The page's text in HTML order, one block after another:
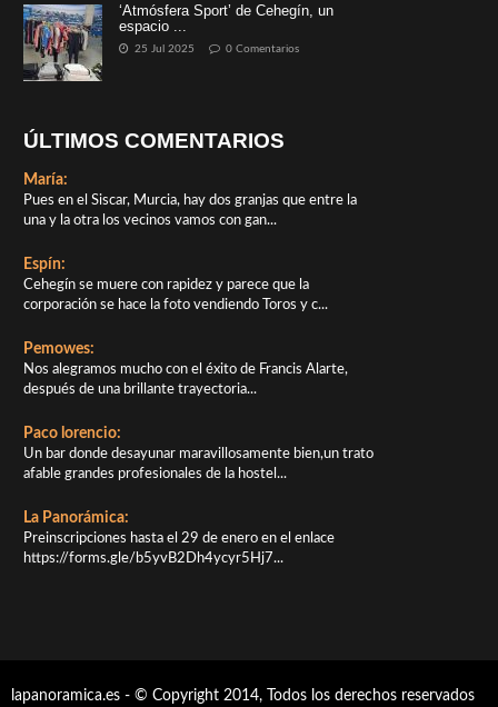
‘Atmósfera Sport’ de Cehegín, un
espacio ...
25 Jul 2025 0 Comentarios
ÚLTIMOS COMENTARIOS
María:
Pues en el Siscar, Murcia, hay dos granjas que entre la
una y la otra los vecinos vamos con gan...
Espín:
Cehegín se muere con rapidez y parece que la
corporación se hace la foto vendiendo Toros y c...
Pemowes:
Nos alegramos mucho con el éxito de Francis Alarte,
después de una brillante trayectoria...
Paco lorencio:
Un bar donde desayunar maravillosamente bien,un trato
afable grandes profesionales de la hostel...
La Panorámica:
Preinscripciones hasta el 29 de enero en el enlace
https://forms.gle/b5yvB2Dh4ycyr5Hj7...
lapanoramica.es - © Copyright 2014, Todos los derechos reservados